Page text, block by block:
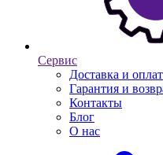
Сервис
Доставка и
Гарантия и
Контакты
Блог
О нас